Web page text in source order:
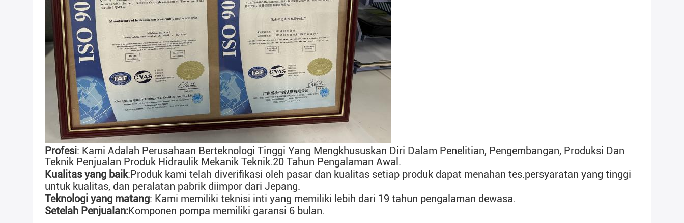
Profesi: Kami Adalah Perusahaan Berteknologi Tinggi Yang Mengkhususkan Diri Dalam Penelitian, Pengembangan, Produksi Dan
Teknik Penjualan Produk Hidraulik Mekanik Teknik.20 Tahun Pengalaman Awal .
Kualitas yang baik:Produk kami telah diverifikasi oleh pasar dan kualitas setiap produk dapat menahan tes.persyaratan yang tinggi
untuk kualitas, dan peralatan pabrik diimpor dari Jepang.
Teknologi yang matang: Kami memiliki teknisi inti yang memiliki lebih dari 19 tahun pengalaman dewasa.
Setelah Penjualan:Komponen pompa memiliki garansi 6 bulan.